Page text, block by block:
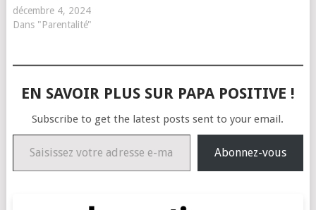
décembre 4, 2024
Dans "Parentalité"
EN SAVOIR PLUS SUR PAPA POSITIVE !
Subscribe to get the latest posts sent to your email.
Saisissez votre adresse e-mail…
Abonnez-vous